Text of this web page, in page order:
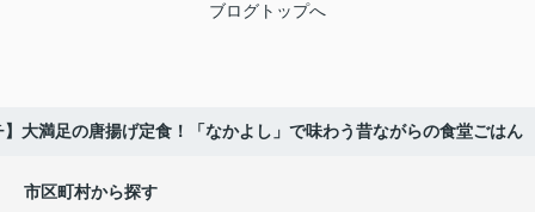
ブログトップへ
大満足の唐揚げ定食！「なかよし」で味わう昔ながらの食堂ごはん
市区町村から探す